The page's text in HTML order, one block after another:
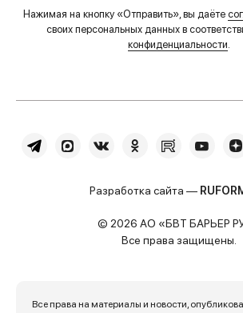
Нажимая на кнопку «Отправить», вы даёте
своих персональных данных в
конфиденциальности.
Разработка сайта —
© 2026 АО «БВТ БАРЬЕР
Все права защищены.
Все права на материалы и новости,